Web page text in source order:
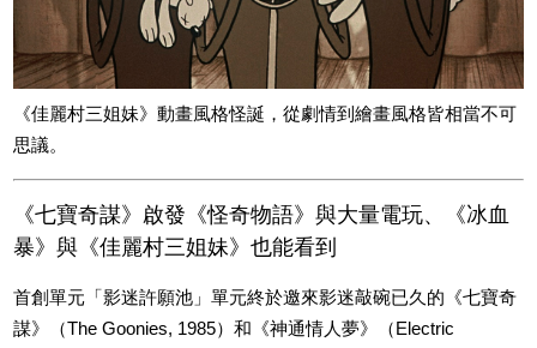
《佳麗村三姐妹》動畫風格怪誕，從劇情到繪畫風格皆相當不可
思議。
《七寶奇謀》啟發《怪奇物語》與大量電玩、《冰血
暴》與《佳麗村三姐妹》也能看到
首創單元「影迷許願池」單元終於邀來影迷敲碗已久的《七寶奇
謀》（The Goonies, 1985）和《神通情人夢》（Electric